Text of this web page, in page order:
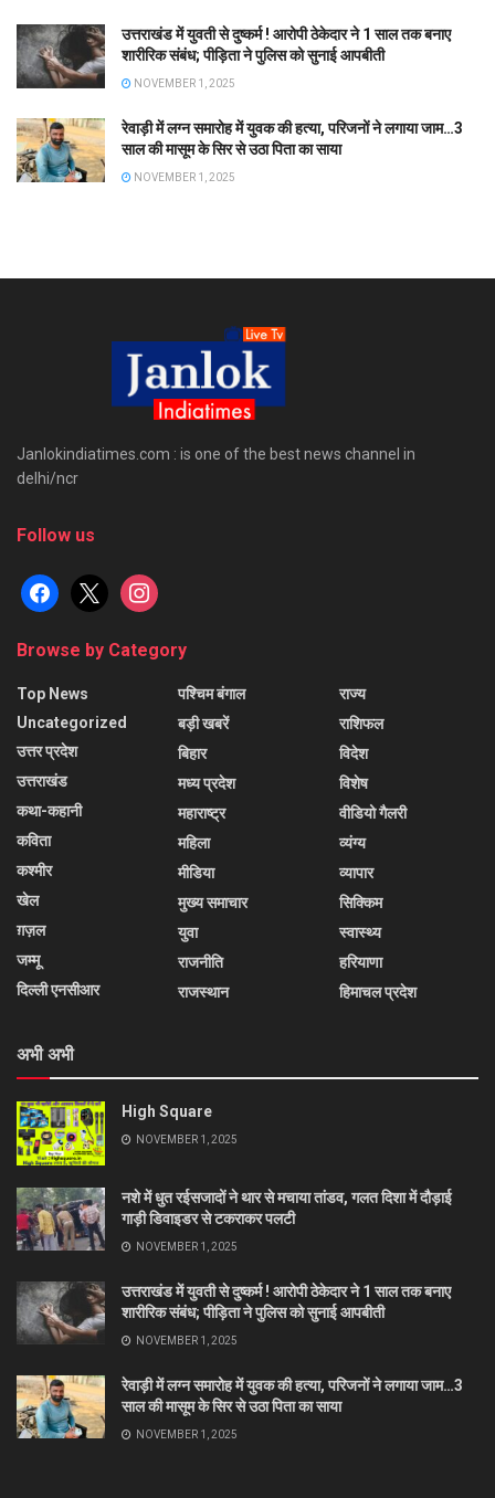
उत्तराखंड में युवती से दुष्कर्म ! आरोपी ठेकेदार ने 1 साल तक बनाए
शारीरिक संबंध; पीड़िता ने पुलिस को सुनाई आपबीती
NOVEMBER 1, 2025
रेवाड़ी में लग्न समारोह में युवक की हत्या, परिजनों ने लगाया जाम…3
साल की मासूम के सिर से उठा पिता का साया
NOVEMBER 1, 2025
Janlokindiatimes.com : is one of the best news channel in
delhi/ncr
Follow us
facebook
x instagram
Browse by Category
Top News
Uncategorized
उत्तर प्रदेश
उत्तराखंड
कथा-कहानी
कविता
कश्मीर
खेल
ग़ज़ल
जम्मू
दिल्ली एनसीआर
पश्चिम बंगाल
बड़ी खबरें
बिहार
मध्य प्रदेश
महाराष्ट्र
महिला
मीडिया
मुख्य समाचार
युवा
राजनीति
राजस्थान
राज्य
राशिफल
विदेश
विशेष
वीडियो गैलरी
व्यंग्य
व्यापार
सिक्किम
स्वास्थ्य
हरियाणा
हिमाचल प्रदेश
अभी अभी
High Square
NOVEMBER 1, 2025
नशे में धुत रईसजादों ने थार से मचाया तांडव, गलत दिशा में दौड़ाई
गाड़ी डिवाइडर से टकराकर पलटी
NOVEMBER 1, 2025
उत्तराखंड में युवती से दुष्कर्म ! आरोपी ठेकेदार ने 1 साल तक बनाए
शारीरिक संबंध; पीड़िता ने पुलिस को सुनाई आपबीती
NOVEMBER 1, 2025
रेवाड़ी में लग्न समारोह में युवक की हत्या, परिजनों ने लगाया जाम…3
साल की मासूम के सिर से उठा पिता का साया
NOVEMBER 1, 2025